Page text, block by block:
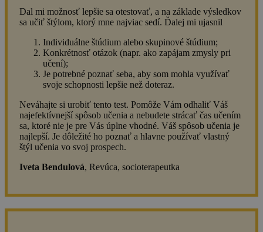
Dal mi možnosť lepšie sa otestovať, a na základe výsledkov
sa učiť štýlom, ktorý mne najviac sedí. Ďalej mi ujasnil
Individuálne štúdium alebo skupinové štúdium;
Konkrétnosť otázok (napr. ako zapájam zmysly pri
učení);
Je potrebné poznať seba, aby som mohla využívať
svoje schopnosti lepšie než doteraz.
Neváhajte si urobiť tento test. Pomôže Vám odhaliť Váš
najefektívnejší spôsob učenia a nebudete strácať čas učením
sa, ktoré nie je pre Vás úplne vhodné. Váš spôsob učenia je
najlepší. Je dôležité ho poznať a hlavne používať vlastný
štýl učenia vo svoj prospech.
Iveta Bendulová, Revúca, socioterapeutka